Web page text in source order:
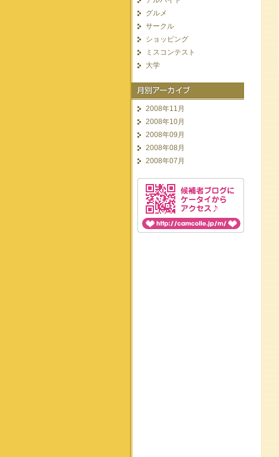
グルメ
サークル
ショッピング
ミスコンテスト
大学
2008年11月
2008年10月
2008年09月
2008年08月
2008年07月